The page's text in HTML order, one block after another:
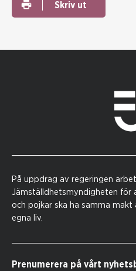
Skriv ut
På uppdrag av regeringen
Jämställdhetsmyndigheten för
och pojkar ska ha samma
egna liv.
Prenumerera på vårt